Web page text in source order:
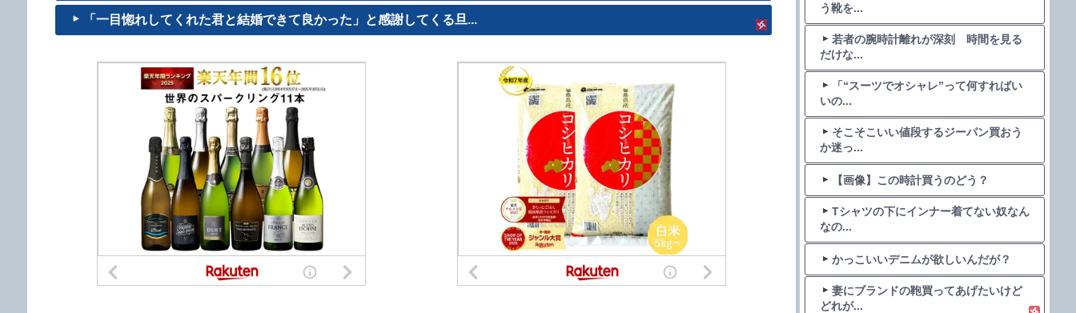
「一目惚れしてくれた君と結婚できて良かった」と感謝してくる旦...
う靴を...
若者の腕時計離れが深刻 時間を見る
だけな...
「“スーツでオシャレ”って何すればい
いの...
そこそこいい値段するジーパン買おう
か迷っ...
【画像】この時計買うのどう？
Tシャツの下にインナー着てない奴なん
なの...
かっこいいデニムが欲しいんだが？
妻にブランドの鞄買ってあげたいけど
どれが...